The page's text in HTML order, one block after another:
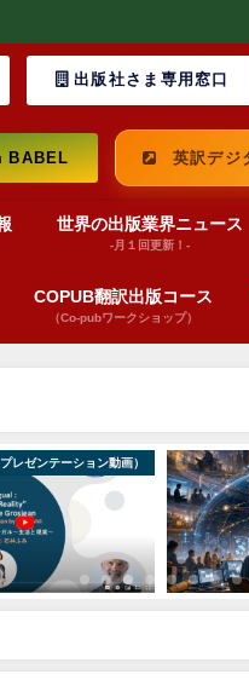
出版社さま専用窓口
BABEL 英訳デジ
世界の出版業界ニュース
-月１回更新！-
COPUB翻訳出版コース
（Co-pubワークショップ）
レゼンテーション動画）